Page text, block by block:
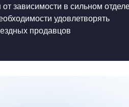
от зависимости в сильном
удовлетворять
продавцов